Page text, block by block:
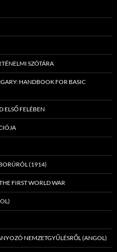
SZÓTÁRA
HANDBOOK FOR BASIC
ELSŐ FELÉBEN
(1914)
FIRST WORLD WAR
NEMZETGYŰLÉSRŐL (ANGOL)